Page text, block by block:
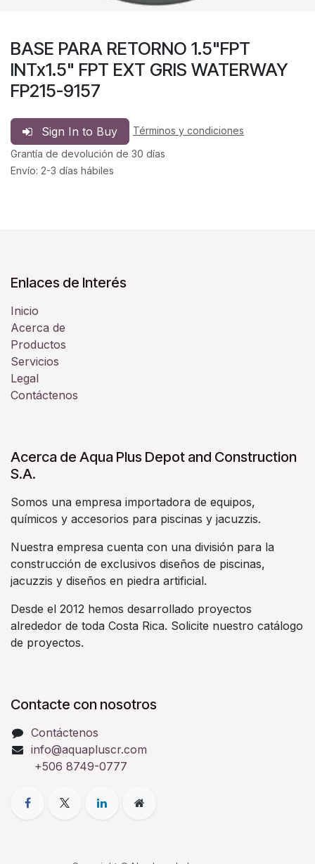
BASE PARA RETORNO 1.5"FPT
INTx1.5" FPT EXT GRIS WATERWAY
FP215-9157
Sign In to Buy
Términos y condiciones
Grantía de devolución de 30 días
Envío: 2-3 días hábiles
Enlaces de Interés
Inicio
Acerca de
Productos
Servicios
Legal
Contáctenos
Acerca de Aqua Plus Depot and Construction
S.A.
Somos una empresa importadora de equipos,
químicos y accesorios para piscinas y jacuzzis.
Nuestra empresa cuenta con una división para la
construcción de exclusivos diseños de piscinas,
jacuzzis y diseños en piedra artificial.
Desde el 2012 hemos desarrollado proyectos
alrededor de toda Costa Rica. Solicite nuestro catálogo
de proyectos.
Contacte con nosotros
Contáctenos
info@aquapluscr.com
+506 8749-0777